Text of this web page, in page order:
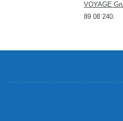
VOYAGE
89 08 240.